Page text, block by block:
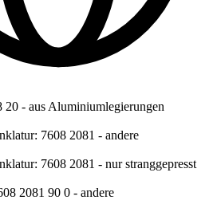
20 - aus Aluminiumlegierungen
: 7608 2081 - andere
: 7608 2081 - nur stranggepresst
2081 90 0 - andere